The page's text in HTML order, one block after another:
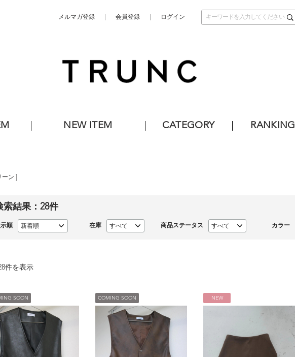
メルマガ登録 会員登録 ログイン
NEW ITEM CATEGORY RANKING
ーン
索結果： 28件
順 在庫 商品ステータス カラー
件を表示
SOON COMING SOON NEW